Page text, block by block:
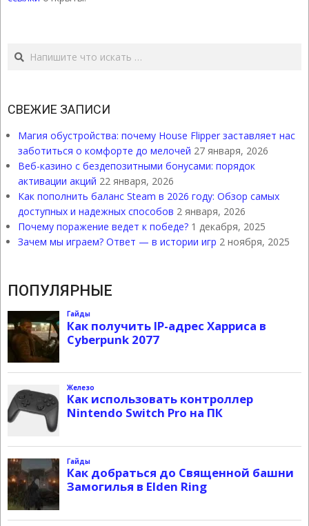
Поиск
СВЕЖИЕ ЗАПИСИ
Магия обустройства: почему House Flipper заставляет нас
заботиться о комфорте до мелочей 27 января, 2026
Веб-казино с бездепозитными бонусами: порядок
активации акций 22 января, 2026
Как пополнить баланс Steam в 2026 году: Обзор самых
доступных и надежных способов 2 января, 2026
Почему поражение ведет к победе? 1 декабря, 2025
Зачем мы играем? Ответ — в истории игр 2 ноября, 2025
ПОПУЛЯРНЫЕ